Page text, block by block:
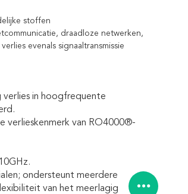
stoffen
draadloze netwerken,
evenals signaaltransmissie
in hoogfrequente
verlieskenmerk van RO4000®-
ondersteunt meerdere
van het meerlagig